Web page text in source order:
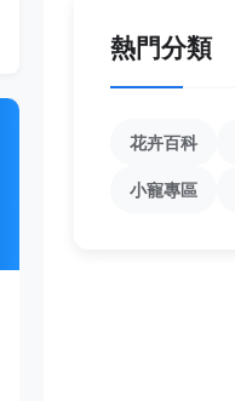
熱門分類
花卉百科
小寵專區